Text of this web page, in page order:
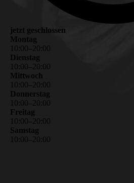
jetzt geschlossen
Montag
10:00–20:00
Dienstag
10:00–20:00
Mittwoch
10:00–20:00
Donnerstag
10:00–20:00
Freitag
10:00–20:00
Samstag
10:00–20:00